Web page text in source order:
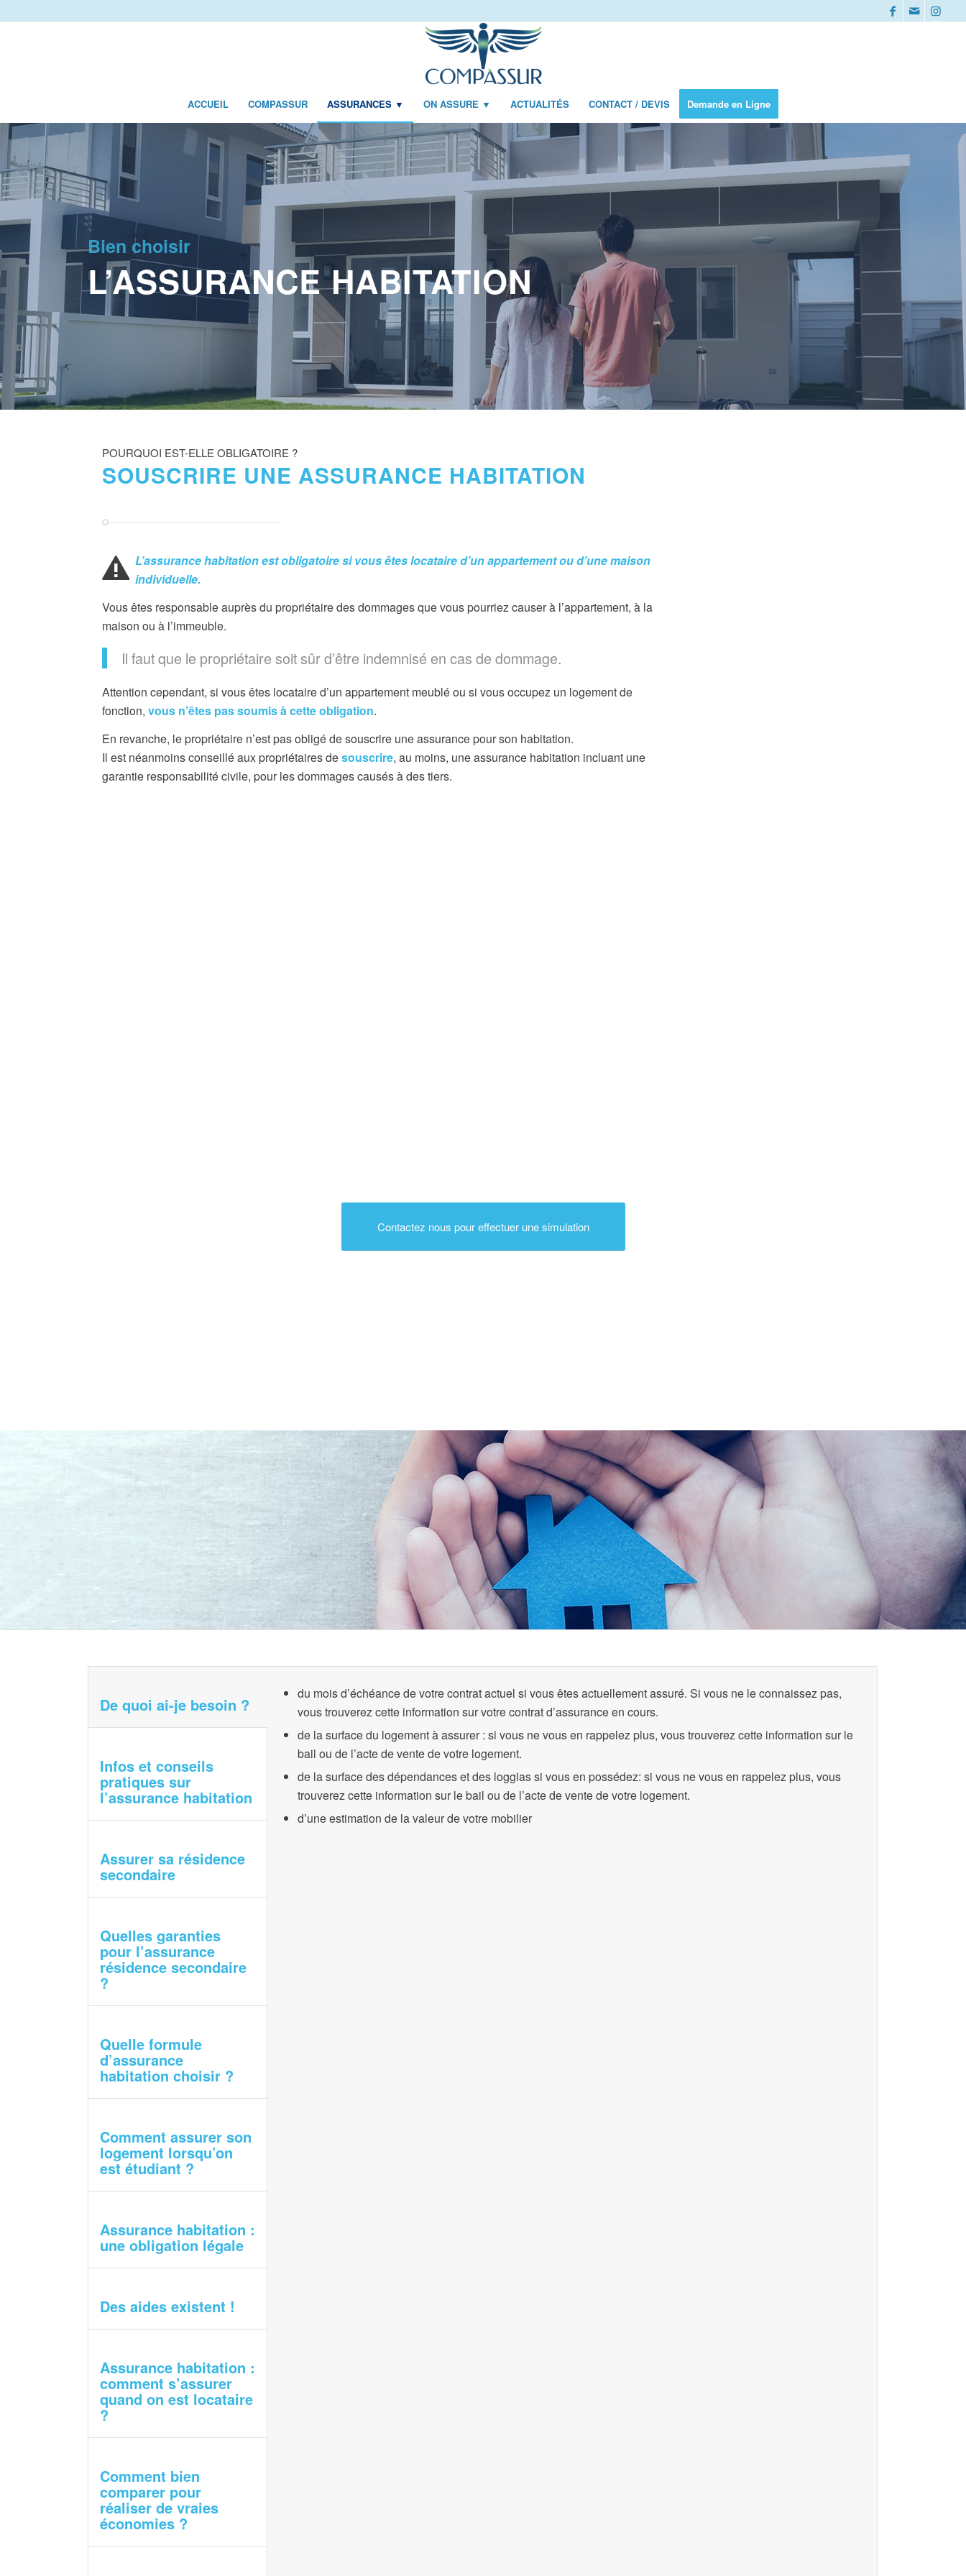
ACCUEIL COMPASSUR ASSURANCES ▼ ON ASSURE ▼ ACTUALITÉS CONTACT / DEVIS Demande en Ligne
Bien choisir
L’ASSURANCE HABITATION
POURQUOI EST-ELLE OBLIGATOIRE ?
SOUSCRIRE UNE ASSURANCE HABITATION
L’assurance habitation est obligatoire si vous êtes locataire d’un appartement ou d’une maison
individuelle.
Vous êtes responsable auprès du propriétaire des dommages que vous pourriez causer à l’appartement, à la
maison ou à l’immeuble.
Il faut que le propriétaire soit sûr d’être indemnisé en cas de dommage.
Attention cependant, si vous êtes locataire d’un appartement meublé ou si vous occupez un logement de
fonction, vous n’êtes pas soumis à cette obligation.
En revanche, le propriétaire n’est pas obligé de souscrire une assurance pour son habitation.
Il est néanmoins conseillé aux propriétaires desouscrire, au moins, une assurance habitation incluant une
garantie responsabilité civile, pour les dommages causés à des tiers.
Contactez nous pour effectuer une simulation
De quoi ai-je besoin ?
Infos et conseils
pratiques sur
l’assurance habitation
Assurer sa résidence
secondaire
Quelles garanties
pour l’assurance
résidence secondaire
?
Quelle formule
d’assurance
habitation choisir ?
Comment assurer son
logement lorsqu’on
est étudiant ?
Assurance habitation :
une obligation légale
Des aides existent !
Assurance habitation :
comment s’assurer
quand on est locataire
?
Comment bien
comparer pour
réaliser de vraies
économies ?
du mois d’échéance de votre contrat actuel si vous êtes actuellement assuré. Si vous ne le connaissez pas,
vous trouverez cette information sur votre contrat d’assurance en cours.
de la surface du logement à assurer : si vous ne vous en rappelez plus, vous trouverez cette information sur le
bail ou de l’acte de vente de votre logement.
de la surface des dépendances et des loggias si vous en possédez: si vous ne vous en rappelez plus, vous
trouverez cette information sur le bail ou de l’acte de vente de votre logement.
d’une estimation de la valeur de votre mobilier